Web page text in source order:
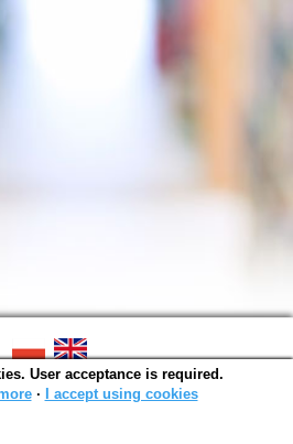
v. 6.11.10 (2026-07-24)
Generated in 0,0021 s.
User acceptance is required.
∙ I accept using cookies